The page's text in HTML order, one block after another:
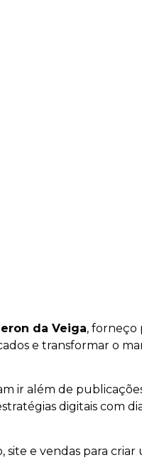
da Veiga, forneço
e transformar o
ir além de
digitais com
e vendas para